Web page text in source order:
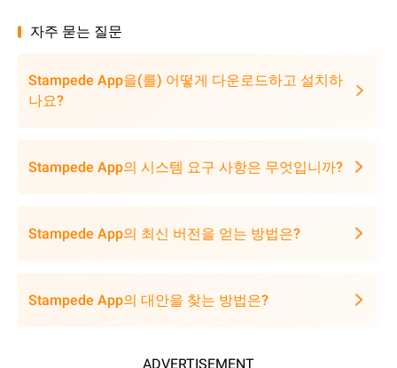
자주 묻는 질문
Stampede App을(를) 어떻게 다운로드하고 설치하
나요?
Stampede App의 시스템 요구 사항은 무엇입니까?
Stampede App의 최신 버전을 얻는 방법은?
Stampede App의 대안을 찾는 방법은?
ADVERTISEMENT